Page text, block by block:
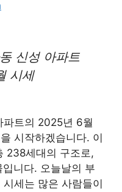
신성 아파트
시세
파트의 2025년 6월
시작하겠습니다. 이
238세대의 구조로,
니다. 오늘날의 부
세는 많은 사람들이